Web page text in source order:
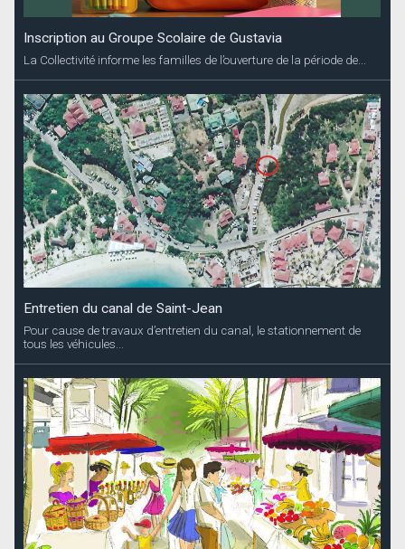
Inscription au Groupe Scolaire de Gustavia
La Collectivité informe les familles de l’ouverture de la période de...
Entretien du canal de Saint-Jean
Pour cause de travaux d’entretien du canal, le stationnement de
tous les véhicules...